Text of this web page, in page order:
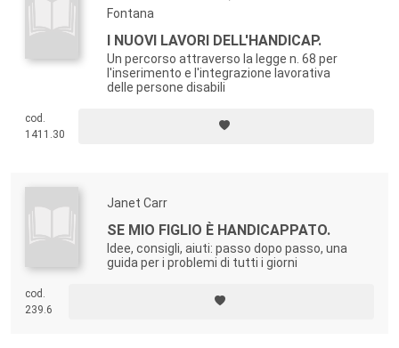
Fontana
I NUOVI LAVORI DELL'HANDICAP.
Un percorso attraverso la legge n. 68 per
l'inserimento e l'integrazione lavorativa
delle persone disabili
cod.
1411.30
Janet Carr
SE MIO FIGLIO È HANDICAPPATO.
Idee, consigli, aiuti: passo dopo passo, una
guida per i problemi di tutti i giorni
cod.
239.6